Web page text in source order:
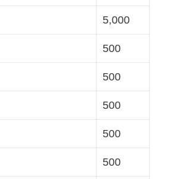
5,000
500
500
500
500
500